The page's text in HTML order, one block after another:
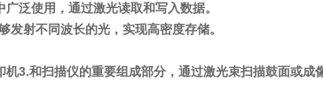
泛使用，通过激光读取和写入数据。
射不同波长的光，实现高密度存储。
3.和扫描仪的重要组成部分，通过激光束扫描鼓面或